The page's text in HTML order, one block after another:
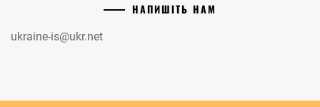
НАПИШІТЬ НАМ
ukraine-is@ukr.net